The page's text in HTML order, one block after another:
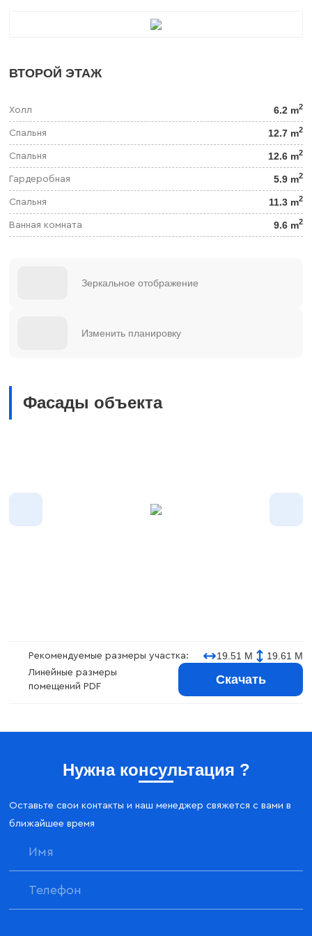
ВТОРОЙ ЭТАЖ
Холл 6.2 m2
Спальня 12.7 m2
Спальня 12.6 m2
Гардеробная 5.9 m2
Спальня 11.3 m2
Ванная комната 9.6 m2
Зеркальное отображение
Изменить планировку
Фасады объекта
Рекомендуемые размеры участка: 19.51 М 19.61 М
Линейные размеры
помещений PDF
Скачать
Нужна консультация ?
Оставьте свои контакты и наш менеджер свяжется с вами в
ближайшее время